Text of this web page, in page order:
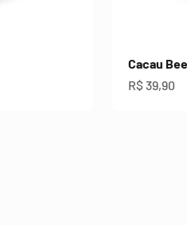
Cacau
Preço
R$ 39,90